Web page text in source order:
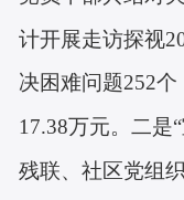
计开展走访探视
决困难问题252
17.38万元。二是
残联、社区党组